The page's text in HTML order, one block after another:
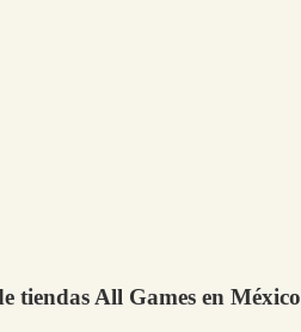
tiendas All Games en México